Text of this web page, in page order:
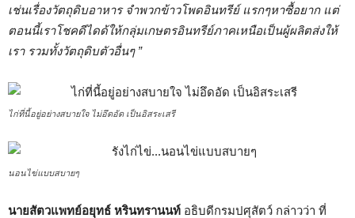
เช่นเรื่องวัตถุดิบอาหาร จำพวกข้าวโพดอินทรีย์ แรกๆหาซื้อยาก แต่
ตอนนี้เราโชคดีไดด้ให้กลุ่มเกษตรอินทรีย์ภาคเหนือเป็นผู้ผลิตส่งให้
เรา รวมทั้งวัตถุดิบตัวอื่นๆ ”
ไก่ที่นี้อยู่อย่างสบายใจ ไม่อึดอัด เป็นอิสระเสรี
นอนไข่แบบสบายๆ
นายสัตวแพทย์อยุทธ์ หรินทรานนท์ อธิบดีกรมปศุสัตว์ กล่าวว่า ที่